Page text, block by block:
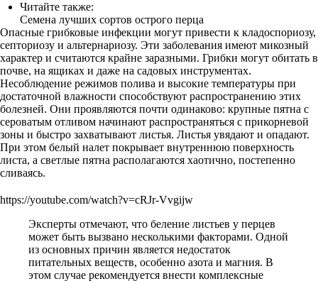
Читайте также:
Семена лучших сортов острого перца
Опасные грибковые инфекции могут привести к кладоспориозу,
септориозу и альтернариозу. Эти заболевания имеют микозный
характер и считаются крайне заразными. Грибки могут обитать в
почве, на ящиках и даже на садовых инструментах.
Несоблюдение режимов полива и высокие температуры при
достаточной влажности способствуют распространению этих
болезней. Они проявляются почти одинаково: крупные пятна с
сероватым отливом начинают распространяться с прикорневой
зоны и быстро захватывают листья. Листья увядают и опадают.
При этом белый налет покрывает внутреннюю поверхность
листа, а светлые пятна располагаются хаотично, постепенно
сливаясь.
https://youtube.com/watch?v=cRJr-Vvgijw
Эксперты отмечают, что беление листьев у перцев
может быть вызвано несколькими факторами. Одной
из основных причин является недостаток
питательных веществ, особенно азота и магния. В
этом случае рекомендуется внести комплексные